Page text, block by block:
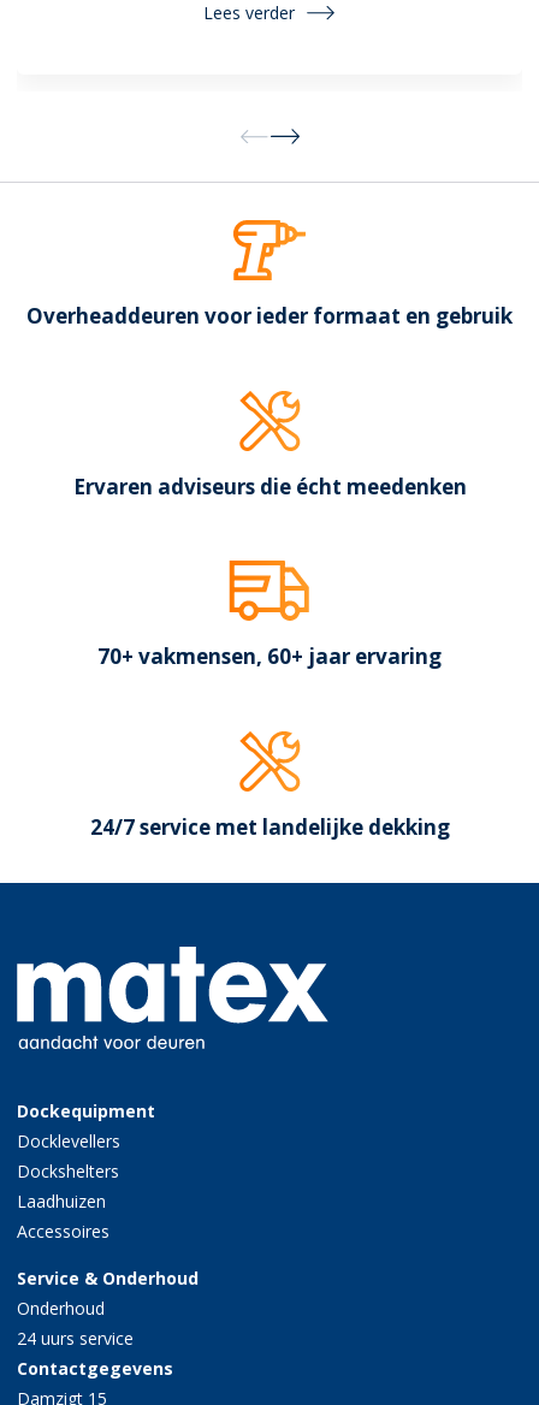
Lees verder
Overheaddeuren voor ieder formaat en gebruik
Ervaren adviseurs die écht meedenken
70+ vakmensen, 60+ jaar ervaring
24/7 service met landelijke dekking
Dockequipment
Docklevellers
Dockshelters
Laadhuizen
Accessoires
Service & Onderhoud
Onderhoud
24 uurs service
Contactgegevens
Damzigt 15